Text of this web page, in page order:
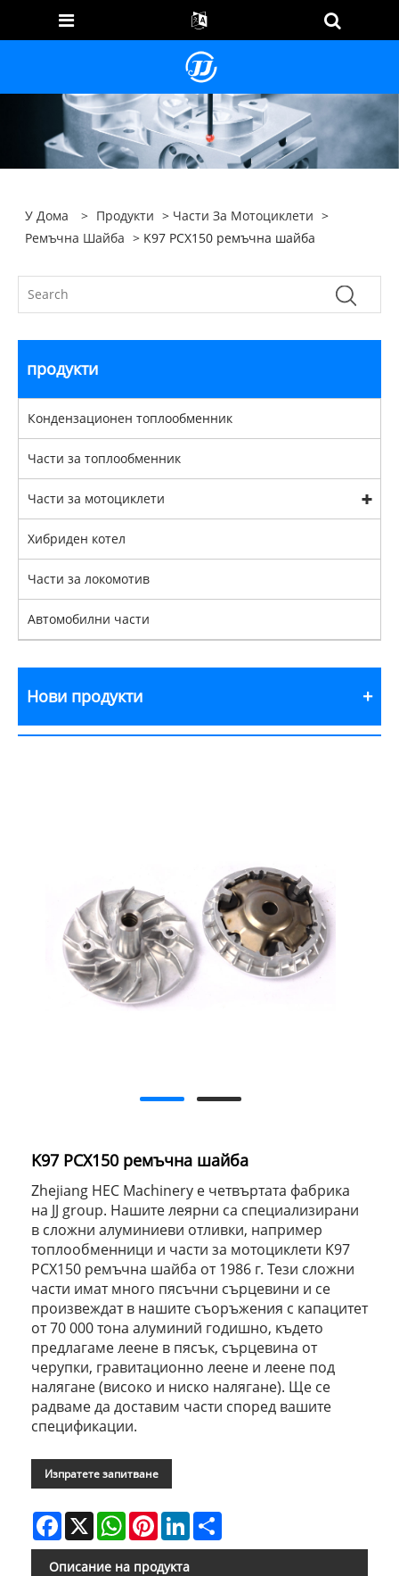
У Дома > Продукти > Части За Мотоциклети >
Ремъчна Шайба > K97 PCX150 ремъчна шайба
продукти
Кондензационен топлообменник
Части за топлообменник
Части за мотоциклети
Хибриден котел
Части за локомотив
Автомобилни части
Нови продукти
K97 PCX150 ремъчна шайба
Zhejiang HEC Machinery е четвъртата фабрика
на JJ group. Нашите леярни са специализирани
в сложни алуминиеви отливки, например
топлообменници и части за мотоциклети K97
PCX150 ремъчна шайба от 1986 г. Тези сложни
части имат много пясъчни сърцевини и се
произвеждат в нашите съоръжения с капацитет
от 70 000 тона алуминий годишно, където
предлагаме леене в пясък, сърцевина от
черупки, гравитационно леене и леене под
налягане (високо и ниско налягане). Ще се
радваме да доставим части според вашите
спецификации.
Изпратете запитване
Facebook
X WhatsAppPinterestLinkedIn
Описание на продукта